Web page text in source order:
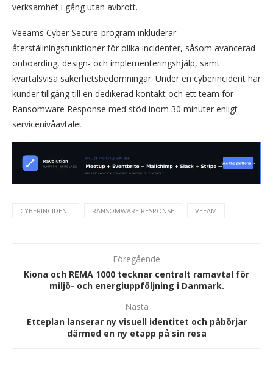
verksamhet i gång utan avbrott.
Veeams Cyber ​​​​Secure-program inkluderar
återställningsfunktioner för olika incidenter, såsom avancerad
onboarding, design- och implementeringshjälp, samt
kvartalsvisa säkerhetsbedömningar. Under en cyberincident har
kunder tillgång till en dedikerad kontakt och ett team för
Ransomware Response med stöd inom 30 minuter enligt
servicenivåavtalet.
CYBERINCIDENT RANSOMWARE RESPONSE VEEAM
Föregående
Kiona och REMA 1000 tecknar centralt ramavtal för
miljö- och energiuppföljning i Danmark.
Nästa
Etteplan lanserar ny visuell identitet och påbörjar
därmed en ny etapp på sin resa